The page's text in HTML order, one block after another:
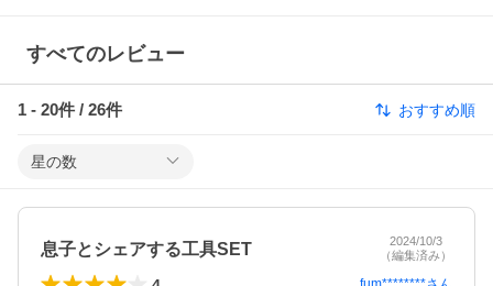
すべてのレビュー
1 - 20件 / 26件 おすすめ順
星の数
息子とシェアする工具SET
2024/10/3
（編集済み）